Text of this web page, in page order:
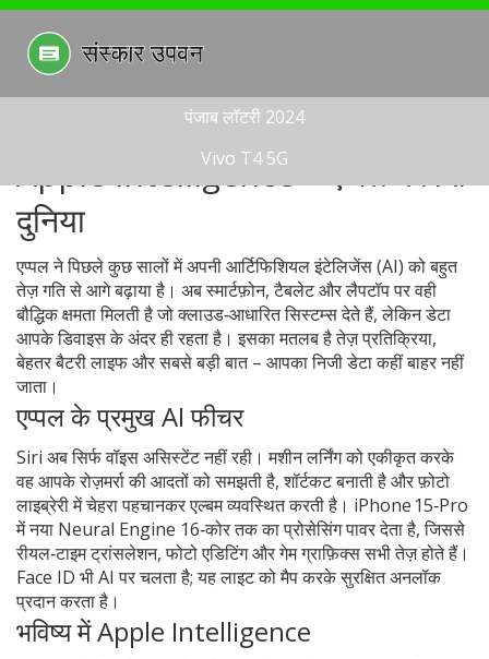
पंजाब लॉटरी 2024
Vivo T4 5G
Apple Intelligence – एप्पल की AI
दुनिया
एप्पल ने पिछले कुछ सालों में अपनी आर्टिफिशियल इंटेलिजेंस (AI) को बहुत
तेज़ गति से आगे बढ़ाया है। अब स्मार्टफ़ोन, टैबलेट और लैपटॉप पर वही
बौद्धिक क्षमता मिलती है जो क्लाउड‑आधारित सिस्टम्स देते हैं, लेकिन डेटा
आपके डिवाइस के अंदर ही रहता है। इसका मतलब है तेज़ प्रतिक्रिया,
बेहतर बैटरी लाइफ और सबसे बड़ी बात – आपका निजी डेटा कहीं बाहर नहीं
जाता।
एप्पल के प्रमुख AI फीचर
Siri अब सिर्फ वॉइस असिस्टेंट नहीं रही। मशीन लर्निंग को एकीकृत करके
वह आपके रोज़मर्रा की आदतों को समझती है, शॉर्टकट बनाती है और फ़ोटो
लाइब्रेरी में चेहरा पहचानकर एल्बम व्यवस्थित करती है। iPhone 15‑Pro
में नया Neural Engine 16‑कोर तक का प्रोसेसिंग पावर देता है, जिससे
रीयल‑टाइम ट्रांसलेशन, फोटो एडिटिंग और गेम ग्राफ़िक्स सभी तेज़ होते हैं।
Face ID भी AI पर चलता है; यह लाइट को मैप करके सुरक्षित अनलॉक
प्रदान करता है।
भविष्य में Apple Intelligence